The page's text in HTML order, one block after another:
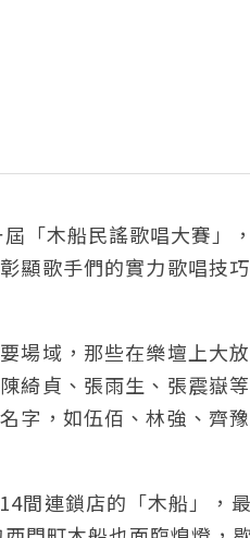
「木船民謠歌唱大賽」
顯歌手們的實力歌唱技
場域，那些在樂壇上大
綺貞、張雨生、張震嶽
字，如伍佰、林強、齊
間連鎖店的「木船」，